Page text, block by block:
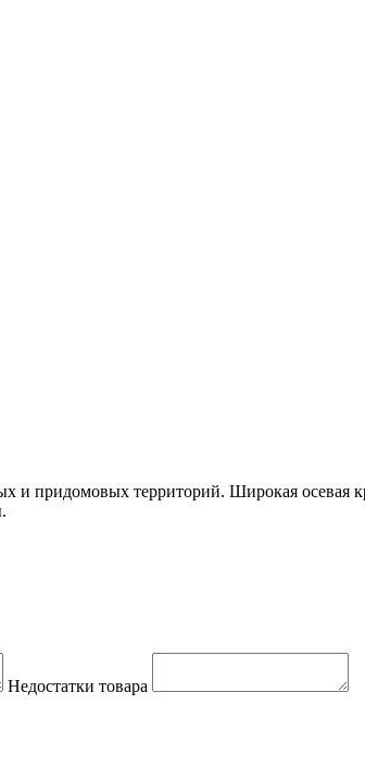
и придомовых территорий. Широкая осевая
Недостатки товара